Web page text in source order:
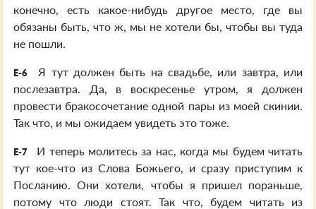
конечно, есть какое-нибудь другое место, где вы
обязаны быть, что ж, мы не хотели бы, чтобы вы туда
не пошли.
E-6
Я тут должен быть на свадьбе, или завтра, или
послезавтра. Да, в воскресенье утром, я должен
провести бракосочетание одной пары из моей скинии.
Так что, и мы ожидаем увидеть это тоже.
E-7
И теперь молитесь за нас, когда мы будем читать
тут кое-что из Слова Божьего, и сразу приступим к
Посланию. Они хотели, чтобы я пришел пораньше,
потому что люди стоят. Так что, будем читать из